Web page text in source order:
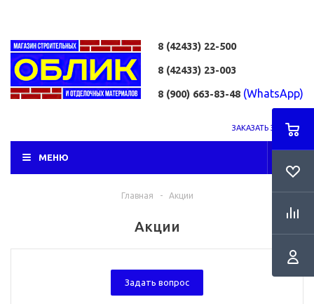
8 (42433) 22-500
8 (42433) 23-003
8 (900) 663-83-48 (WhatsApp)
ЗАКАЗАТЬ ЗВОНОК
МЕНЮ
Главная - Акции
Акции
Задать вопрос